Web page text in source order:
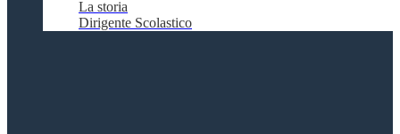
La storia
Dirigente Scolastico